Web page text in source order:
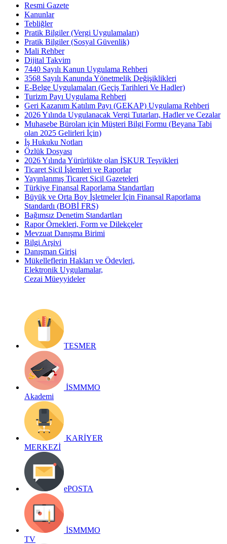
Resmi Gazete
Kanunlar
Tebliğler
Pratik Bilgiler (Vergi Uygulamaları)
Pratik Bilgiler (Sosyal Güvenlik)
Mali Rehber
Dijital Takvim
7440 Sayılı Kanun Uygulama Rehberi
3568 Sayılı Kanunda Yönetmelik Değişiklikleri
E-Belge Uygulamaları (Geçiş Tarihleri Ve Hadler)
Turizm Payı Uygulama Rehberi
Geri Kazanım Katılım Payı (GEKAP) Uygulama Rehberi
2026 Yılında Uygulanacak Vergi Tutarları, Hadler ve Cezalar
Muhasebe Büroları için Müşteri Bilgi Formu (Beyana Tabi
olan 2025 Gelirleri İçin)
İş Hukuku Notları
Özlük Dosyası
2026 Yılında Yürürlükte olan İŞKUR Teşvikleri
Ticaret Sicil İşlemleri ve Raporlar
Yayınlanmış Ticaret Sicil Gazeteleri
Türkiye Finansal Raporlama Standartları
Büyük ve Orta Boy İşletmeler İçin Finansal Raporlama
Standardı (BOBİ FRS)
Bağımsız Denetim Standartları
Rapor Örnekleri, Form ve Dilekçeler
Mevzuat Danışma Birimi
Bilgi Arşivi
Danışman Girişi
Mükelleflerin Hakları ve Ödevleri,
Elektronik Uygulamalar,
Cezai Müeyyideler
TESMER
İSMMMO
Akademi
KARİYER
MERKEZİ
ePOSTA
İSMMMO
TV